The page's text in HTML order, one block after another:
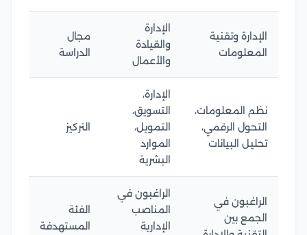
الإدارة وتقنية
المعلومات
الإدارة
والقيادة
والأعمال
مجال
الدراسة
نظم المعلومات،
التحول الرقمي،
تحليل البيانات
الإدارة،
التسويق،
التمويل،
الموارد
البشرية
التركيز
الراغبون في
الجمع بين
الراغبون في
المناصب
الإدارية
الفئة
المستهدفة